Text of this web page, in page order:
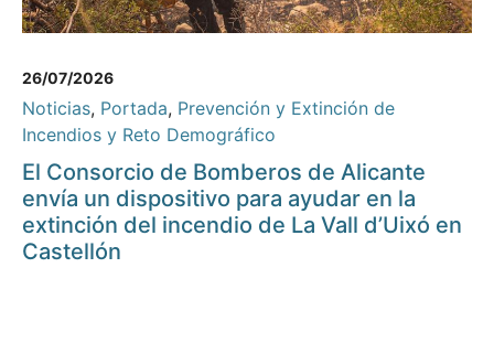
26/07/2026
Noticias, Portada, Prevención y Extinción de
Incendios y Reto Demográfico
El Consorcio de Bomberos de Alicante
envía un dispositivo para ayudar en la
extinción del incendio de La Vall d’Uixó en
Castellón